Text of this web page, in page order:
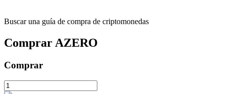
Buscar una guía de compra de criptomonedas
ComprarAZERO
Comprar